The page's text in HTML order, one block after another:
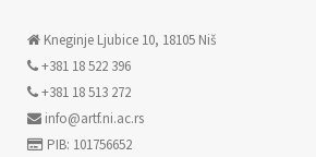
Kneginje Ljubice 10, 18105 Niš
+381 18 522 396
+381 18 513 272
info@artf.ni.ac.rs
PIB: 101756652